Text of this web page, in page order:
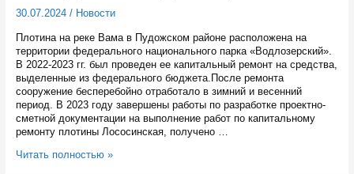
в
Карелии
30.07.2024/ Новости
Плотина на реке Вама в Пудожском районе расположена на
территории федерального национального парка «Водлозерский».
В 2022-2023 гг. был проведен ее капитальный ремонт на средства,
выделенные из федерального бюджета.После ремонта
сооружение бесперебойно отработало в зимний и весенний
период. В 2023 году завершены работы по разработке проектно-
сметной документации на выполнение работ по капитальному
ремонту плотины Лососинская, получено …
Все
Читать полностью »